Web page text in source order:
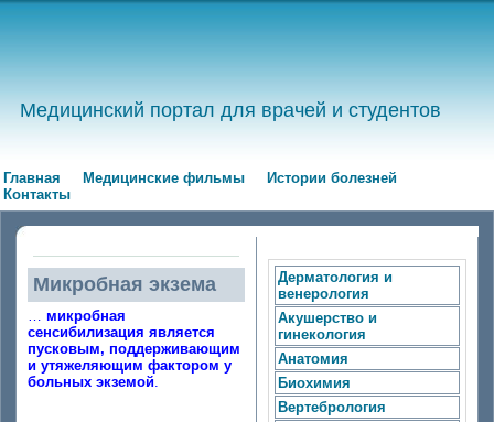
Медицинский портал для врачей и студентов
Главная Медицинские фильмы
Истории болезней
Контакты
Микробная экзема
… микробная
сенсибилизация является
пусковым, поддерживающим
и утяжеляющим фактором у
больных экземой.
Дерматология и
венерология
Акушерство и
гинекология
Анатомия
Биохимия
Вертебрология